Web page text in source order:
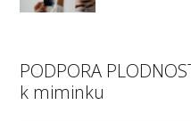
PODPORA
k miminku